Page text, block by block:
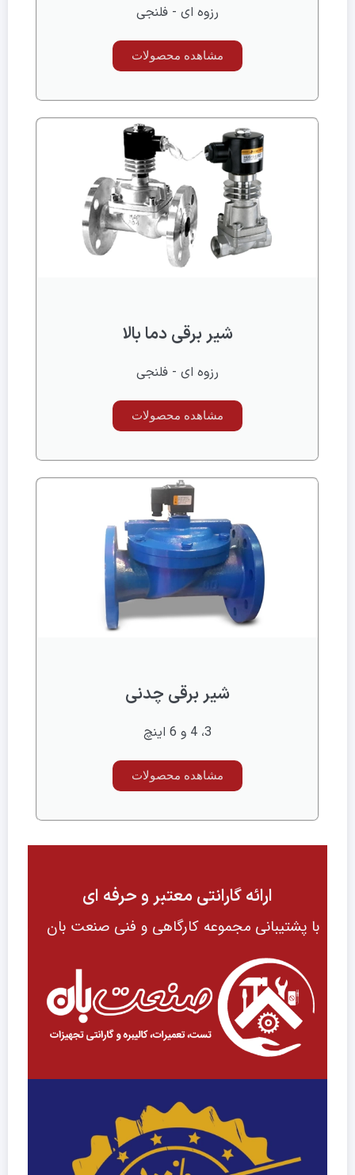
رزوه ای - فلنجی
مشاهده محصولات
شیر برقی دما بالا
رزوه ای - فلنجی
مشاهده محصولات
شیر برقی چدنی
3، 4 و 6 اینچ
مشاهده محصولات
ارائه گارانتی معتبر و حرفه ای
با پشتیبانی مجموعه کارگاهی و فنی صنعت بان